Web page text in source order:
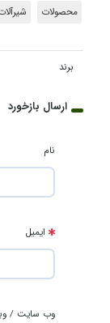
محصولات
برند
ارسال بازخورد
نام
ایمیل
وب سایت /